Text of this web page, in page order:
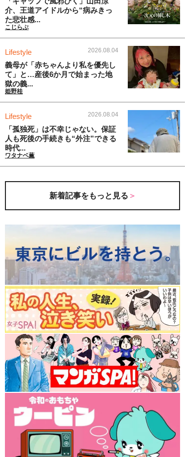
介、王道アイドルから“病みきっ
た悲壮感...
こじらぶ
Lifestyle 2026.08.04
義母が「赤ちゃんより私を優先し
て」と…産後6か月で始まった地
獄の義...
姫野桂
Lifestyle 2026.08.04
「孤独死」は不幸じゃない。保証
人も死後の手続きも“外注”できる
時代...
ワタナベ薫
新着記事をもっと見る